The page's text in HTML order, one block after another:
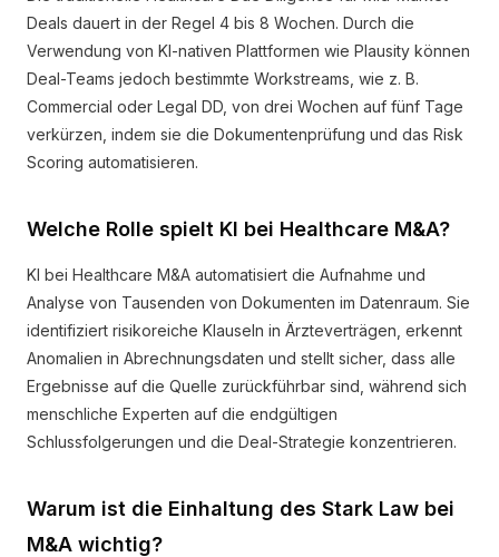
Deals dauert in der Regel 4 bis 8 Wochen. Durch die
Verwendung von KI-nativen Plattformen wie Plausity können
Deal-Teams jedoch bestimmte Workstreams, wie z. B.
Commercial oder Legal DD, von drei Wochen auf fünf Tage
verkürzen, indem sie die Dokumentenprüfung und das Risk
Scoring automatisieren.
Welche Rolle spielt KI bei Healthcare M&A?
KI bei Healthcare M&A automatisiert die Aufnahme und
Analyse von Tausenden von Dokumenten im Datenraum. Sie
identifiziert risikoreiche Klauseln in Ärzteverträgen, erkennt
Anomalien in Abrechnungsdaten und stellt sicher, dass alle
Ergebnisse auf die Quelle zurückführbar sind, während sich
menschliche Experten auf die endgültigen
Schlussfolgerungen und die Deal-Strategie konzentrieren.
Warum ist die Einhaltung des Stark Law bei
M&A wichtig?